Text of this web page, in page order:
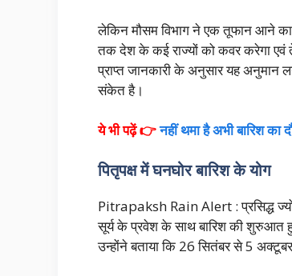
लेकिन मौसम विभाग ने एक तूफान आने
तक देश के कई राज्यों को कवर करेगा
प्राप्त जानकारी के अनुसार यह अनुमान
संकेत है।
ये भी पढ़ें 👉नहीं थमा है अभी बारिश का
पितृपक्ष में घनघोर बारिश के योग
Pitrapaksh Rain Alert : प्रसिद्ध
सूर्य के प्रवेश के साथ बारिश की शुरुआत
उन्होंने बताया कि 26 सितंबर से 5